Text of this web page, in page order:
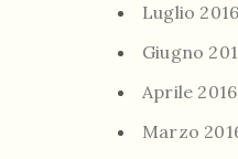
Luglio 2016
Giugno
Aprile 2016
Marzo